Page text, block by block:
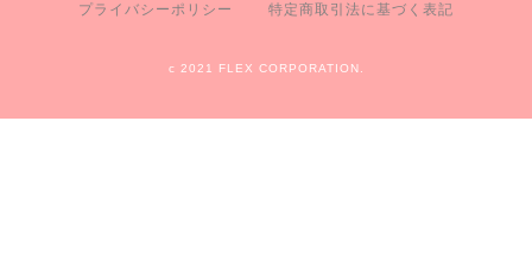
プライバシーポリシー 特定商取引法に基づく表記
c 2021 FLEX CORPORATION.